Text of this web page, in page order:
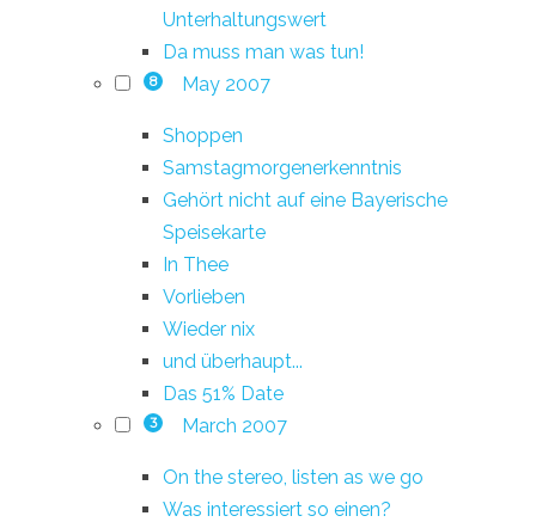
Unterhaltungswert
Da muss man was tun!
8 May 2007
Shoppen
Samstagmorgenerkenntnis
Gehört nicht auf eine Bayerische
Speisekarte
In Thee
Vorlieben
Wieder nix
und überhaupt...
Das 51% Date
3 March 2007
On the stereo, listen as we go
Was interessiert so einen?